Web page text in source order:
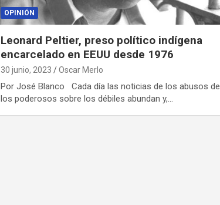
OPINIÓN
Leonard Peltier, preso político indígena
encarcelado en EEUU desde 1976
30 junio, 2023 Oscar Merlo
Por José Blanco Cada día las noticias de los abusos de
los poderosos sobre los débiles abundan y,…